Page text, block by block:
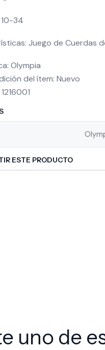
34
Juego de Cuerdas
Olympia
del ítem: Nuevo
1216001
ESTE PRODUCTO
uno de